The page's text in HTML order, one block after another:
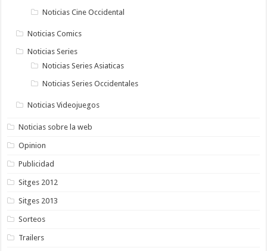
Noticias Cine Occidental
Noticias Comics
Noticias Series
Noticias Series Asiaticas
Noticias Series Occidentales
Noticias Videojuegos
Noticias sobre la web
Opinion
Publicidad
Sitges 2012
Sitges 2013
Sorteos
Trailers